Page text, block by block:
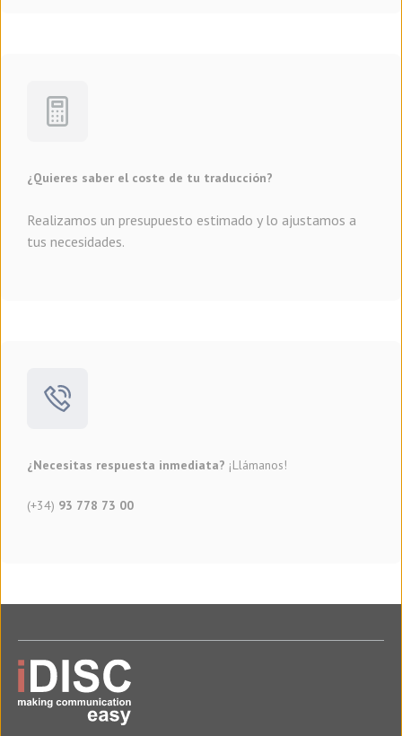
¿Quieres saber el coste de tu traducción?
Realizamos un presupuesto estimado y lo ajustamos a
tus necesidades.
¿Necesitas respuesta inmediata? ¡Llámanos!
(+34) 93 778 73 00